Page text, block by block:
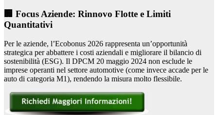
🏢 Focus Aziende: Rinnovo Flotte e Limiti
Quantitativi
Per le aziende, l’Ecobonus 2026 rappresenta un’opportunità
strategica per abbattere i costi aziendali e migliorare il bilancio di
sostenibilità (ESG). Il DPCM 20 maggio 2024 non esclude le
imprese operanti nel settore automotive (come invece accade per le
auto di categoria M1), rendendo la misura molto flessibile.